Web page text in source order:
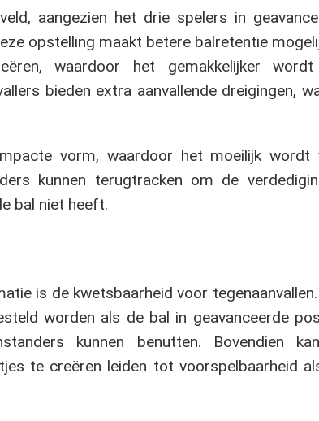
aangezien het drie spelers in
opstelling maakt betere balretentie
waardoor het gemakkelijker
bieden extra aanvallende dreigingen,
vorm, waardoor het moeilijk wordt
kunnen terugtracken om de
bal niet heeft.
is de kwetsbaarheid voor
worden als de bal in geavanceerde
kunnen benutten. Bovendien
te creëren leiden tot voorspelbaarheid